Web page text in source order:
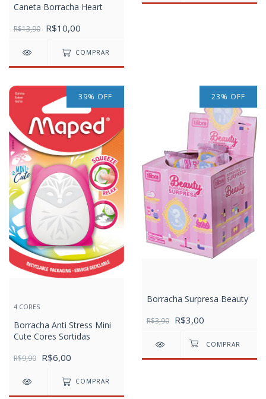
Caneta Borracha Heart
R$13,90 R$10,00
COMPRAR
39% OFF
4 CORES
Borracha Anti Stress Mini
Cute Cores Sortidas
R$9,90 R$6,00
COMPRAR
23% OFF
Borracha Surpresa Beauty
R$3,90 R$3,00